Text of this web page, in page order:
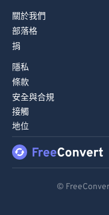
關於我們
部落格
捐
隱私
條款
安全與合規
接觸
地位
©